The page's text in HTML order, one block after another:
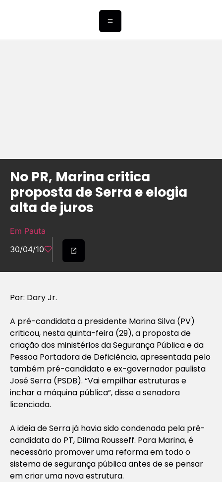
No PR, Marina critica
proposta de Serra e elogia
alta de juros
Em Pauta
30/04/10
Por: Dary Jr.
A pré-candidata a presidente Marina Silva (PV)
criticou, nesta quinta-feira (29), a proposta de
criação dos ministérios da Segurança Pública e da
Pessoa Portadora de Deficiência, apresentada pelo
também pré-candidato e ex-governador paulista
José Serra (PSDB). “Vai empilhar estruturas e
inchar a máquina pública”, disse a senadora
licenciada.
A ideia de Serra já havia sido condenada pela pré-
candidata do PT, Dilma Rousseff. Para Marina, é
necessário promover uma reforma em todo o
sistema de segurança pública antes de se pensar
em criar uma nova estrutura.